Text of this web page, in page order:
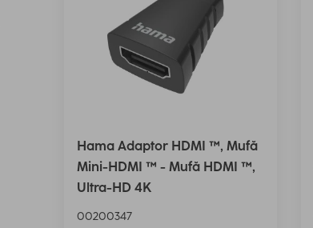
Hama Adaptor HDMI ™, Mufă
Mini-HDMI ™ - Mufă HDMI ™,
Ultra-HD 4K
00200347